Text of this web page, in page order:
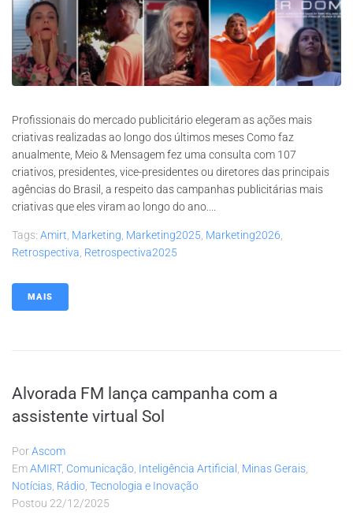
Profissionais do mercado publicitário elegeram as ações mais
criativas realizadas ao longo dos últimos meses Como faz
anualmente, Meio & Mensagem fez uma consulta com 107
criativos, presidentes, vice-presidentes ou diretores das principais
agências do Brasil, a respeito das campanhas publicitárias mais
criativas que eles viram ao longo do ano....
Tags: Amirt Marketing Marketing2025 Marketing2026
Retrospectiva Retrospectiva2025
MAIS
Alvorada FM lança campanha com a
assistente virtual Sol
PorAscom
EmAMIRT, Comunicação Inteligência Artificial Minas Gerais
Notícias Rádio Tecnologia e Inovação
Postou 22/12/2025